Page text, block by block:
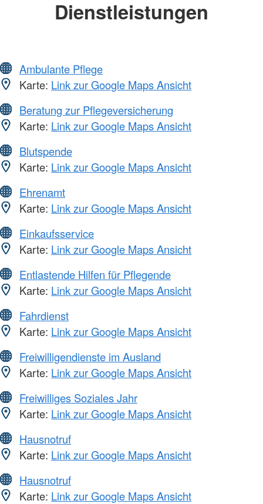
Dienstleistungen
Ambulante Pflege
Karte: Link zur Google Maps Ansicht
Beratung zur Pflegeversicherung
Karte: Link zur Google Maps Ansicht
Blutspende
Karte: Link zur Google Maps Ansicht
Ehrenamt
Karte: Link zur Google Maps Ansicht
Einkaufsservice
Karte: Link zur Google Maps Ansicht
Entlastende Hilfen für Pflegende
Karte: Link zur Google Maps Ansicht
Fahrdienst
Karte: Link zur Google Maps Ansicht
Freiwilligendienste im Ausland
Karte: Link zur Google Maps Ansicht
Freiwilliges Soziales Jahr
Karte: Link zur Google Maps Ansicht
Hausnotruf
Karte: Link zur Google Maps Ansicht
Hausnotruf
Karte: Link zur Google Maps Ansicht